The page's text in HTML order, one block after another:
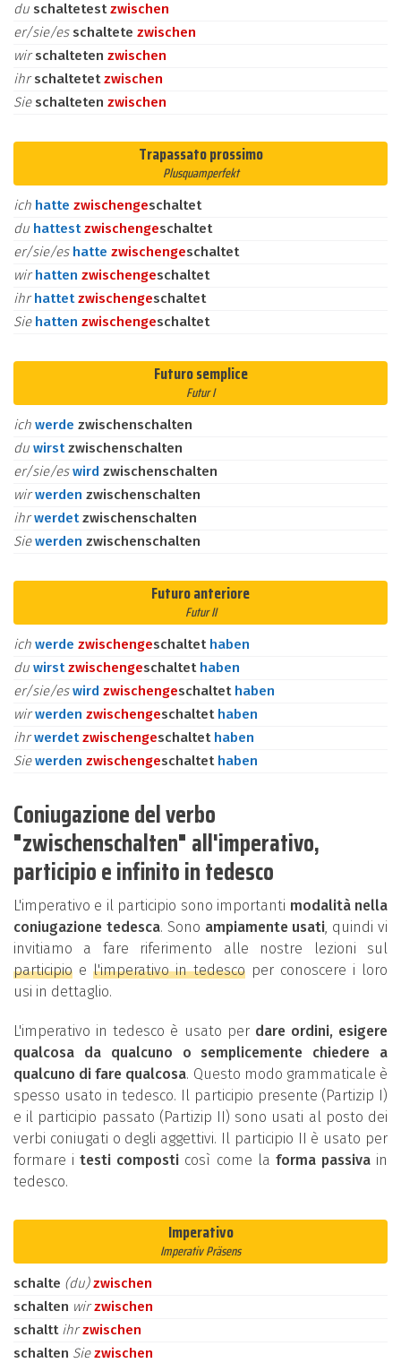
du schaltetestzwischen
er/sie/es schaltete zwischen
wirschalteten zwischen
ihrschaltetetzwischen
Sie schalteten zwischen
Trapassato prossimo
Plusquamperfekt
ich hatte zwischengeschaltet
du hattestzwischengeschaltet
er/sie/es hatte zwischengeschaltet
wirhatten zwischengeschaltet
ihrhattetzwischengeschaltet
Sie hatten zwischengeschaltet
Futuro semplice
Futur I
ich werde zwischenschalten
du wirstzwischenschalten
er/sie/eswird zwischenschalten
wirwerden zwischenschalten
ihrwerdetzwischenschalten
Siewerden zwischenschalten
Futuro anteriore
Futur II
ich werde zwischengeschaltet haben
du wirstzwischengeschaltet haben
er/sie/eswird zwischengeschaltet haben
wirwerden zwischengeschaltet haben
ihrwerdetzwischengeschaltet haben
Siewerden zwischengeschaltet haben
Coniugazione del verbo
"zwischenschalten" all'imperativo,
participio e infinito in tedesco
L'imperativo e il participio sono importanti modalità nella
coniugazione tedesca. Sono ampiamente usati, quindi vi
invitiamo a fare riferimento alle nostre lezioni sul
participio e l'imperativo in tedesco per conoscere i loro
usi in dettaglio.
L'imperativo in tedesco è usato per dare ordini, esigere
qualcosa da qualcuno o semplicemente chiedere a
qualcuno di fare qualcosa. Questo modo grammaticale è
spesso usato in tedesco. Il participio presente (Partizip I)
e il participio passato (Partizip II) sono usati al posto dei
verbi coniugati o degli aggettivi. Il participio II è usato per
formare itesti composti così come la forma passivain
tedesco.
Imperativo
Imperativ Präsens
schalte (du)zwischen
schalten wirzwischen
schaltt ihrzwischen
schalten Siezwischen